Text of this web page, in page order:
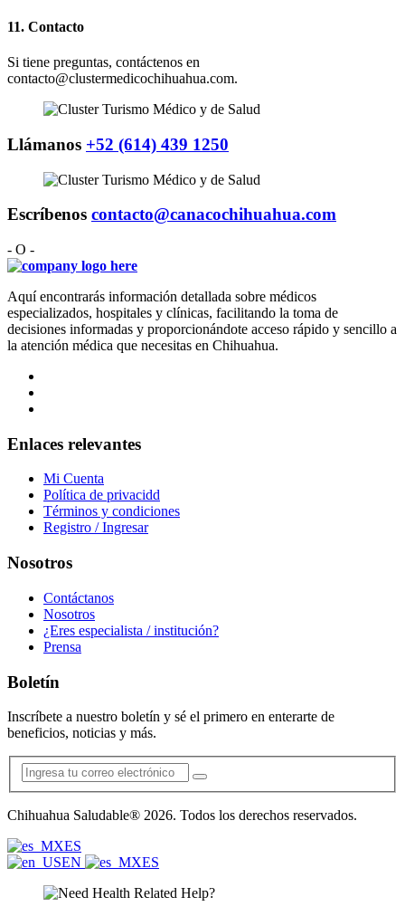
11. Contacto
Si tiene preguntas, contáctenos en
contacto@clustermedicochihuahua.com.
Llámanos +52 (614) 439 1250
Escríbenos contacto@canacochihuahua.com
- O -
Aquí encontrarás información detallada sobre médicos
especializados, hospitales y clínicas, facilitando la toma de
decisiones informadas y proporcionándote acceso rápido y sencillo a
la atención médica que necesitas en Chihuahua.
Enlaces relevantes
Mi Cuenta
Política de privacidd
Términos y condiciones
Registro / Ingresar
Nosotros
Contáctanos
Nosotros
¿Eres especialista / institución?
Prensa
Boletín
Inscríbete a nuestro boletín y sé el primero en enterarte de
beneficios, noticias y más.
Chihuahua Saludable® 2026. Todos los derechos reservados.
ES
EN
ES